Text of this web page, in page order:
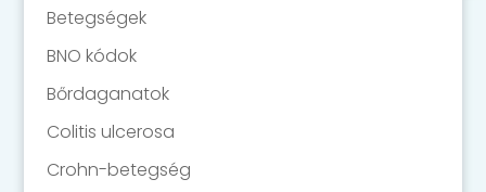
Betegségek
BNO kódok
Bőrdaganatok
Colitis ulcerosa
Crohn-betegség